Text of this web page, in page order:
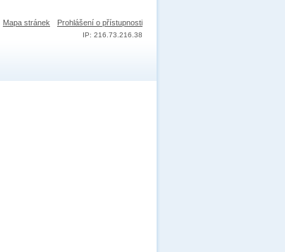
Mapa stránek Prohlášení o přístupnosti
IP: 216.73.216.38